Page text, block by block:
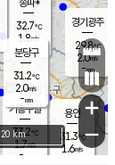
용인
31.3℃
1.6m/s
경기광주
29.8℃
2.0m/s
-mm
송파*
32.7℃
1.8m/s
-mm
기흥구갈
33.2℃
1.7m/s
-
분당구
31.2℃
2.0m/s
-mm
+
−
20 km